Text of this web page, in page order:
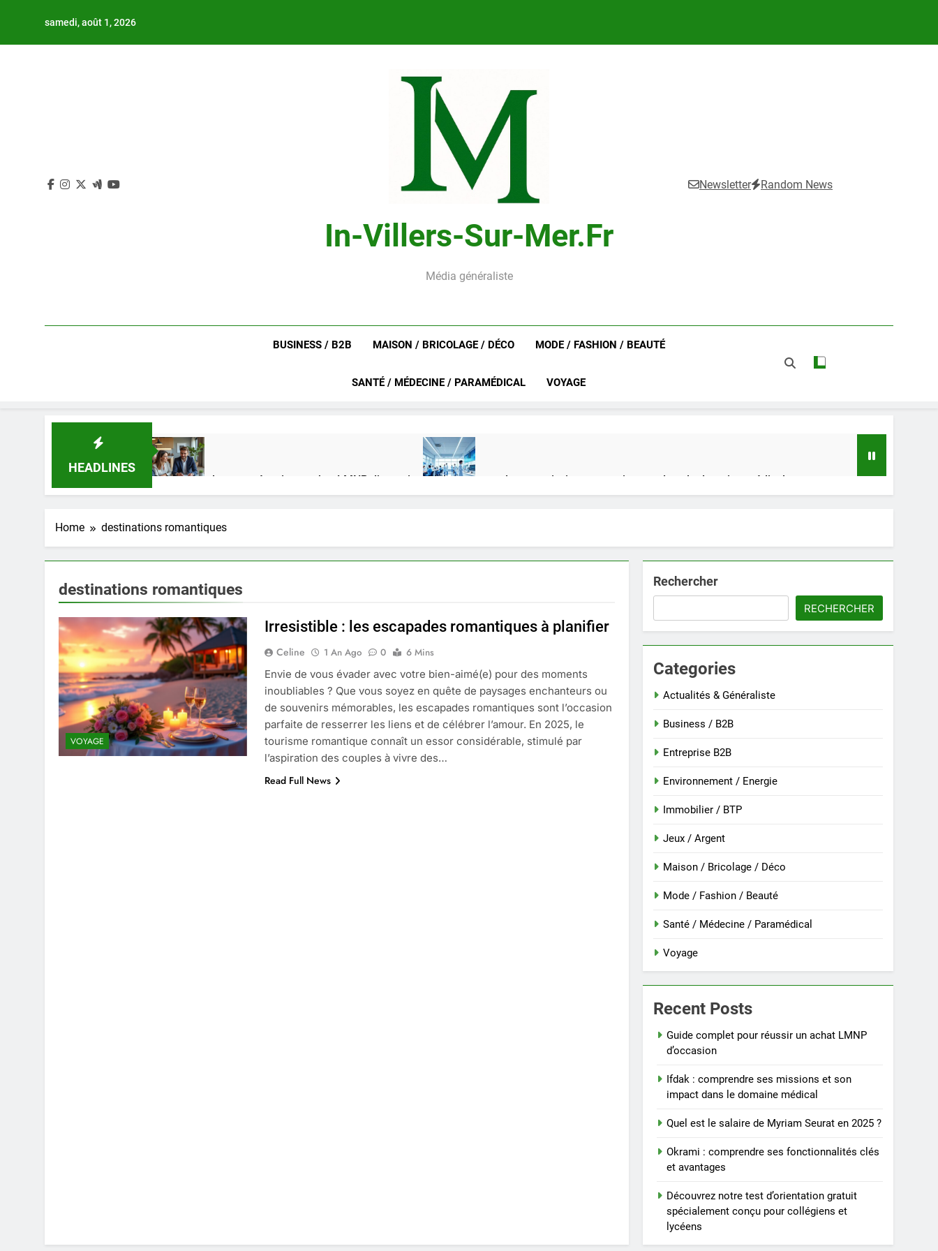
samedi, août 1, 2026
In-Villers-Sur-Mer.fr
Média généraliste
Newsletter Random News
BUSINESS / B2B MAISON / BRICOLAGE / DÉCO MODE / FASHION / BEAUTÉ
SANTÉ / MÉDECINE / PARAMÉDICAL VOYAGE
HEADLINES
Guide complet pour réussir un achat LMNP d’occasion
1 Semaine Ago
Ifdak : comprendre ses missions et son impact dans le domaine médical
4 Mois Ago
Quel est le salaire de Myriam Seurat en 2025 ?
4 Mois Ago
Okrami : comprendre ses fonctionnalités clés et avantages
4 Mois Ago
Découvrez notre test d’orientation gratuit spécialement conçu pour collégiens et lycéens
4 Mois Ago
Liste complète des marques rezoactif.com à connaître en 2025
4 Mois Ago
Tout savoir sur les impatiens de nouvelle guinée : culture et entretien
5 Mois Ago
Quels sont les inconvénients de l’eucalyptus gunnii pour votre jardin
Home destinations romantiques
destinations romantiques
VOYAGE
Irresistible : les escapades romantiques à planifier
Celine 1 An Ago 0
6 Mins
Envie de vous évader avec votre bien-aimé(e) pour des moments
inoubliables ? Que vous soyez en quête de paysages enchanteurs ou
de souvenirs mémorables, les escapades romantiques sont l’occasion
parfaite de resserrer les liens et de célébrer l’amour. En 2025, le
tourisme romantique connaît un essor considérable, stimulé par
l’aspiration des couples à vivre des…
Read Full News
Rechercher
RECHERCHER
Categories
Actualités & Généraliste
Business / B2B
Entreprise B2B
Environnement / Energie
Immobilier / BTP
Jeux / Argent
Maison / Bricolage / Déco
Mode / Fashion / Beauté
Santé / Médecine / Paramédical
Voyage
Recent Posts
Guide complet pour réussir un achat LMNP
d’occasion
Ifdak : comprendre ses missions et son
impact dans le domaine médical
Quel est le salaire de Myriam Seurat en 2025 ?
Okrami : comprendre ses fonctionnalités clés
et avantages
Découvrez notre test d’orientation gratuit
spécialement conçu pour collégiens et
lycéens